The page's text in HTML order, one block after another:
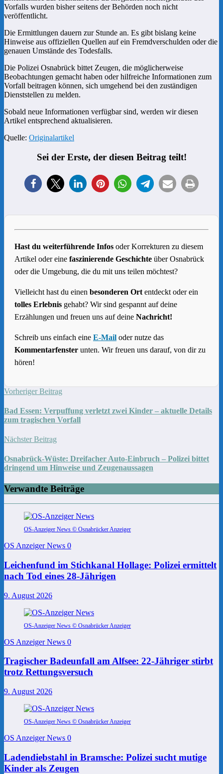
Vorfalls wurden bisher seitens der Behörden noch nicht
veröffentlicht.
Die Ermittlungen dauern zur Stunde an. Es gibt bislang keine
Hinweise aus offiziellen Quellen auf ein Fremdverschulden oder die
genauen Umstände des Todesfalls.
Die Polizei Osnabrück bittet Zeugen, die möglicherweise
Beobachtungen gemacht haben oder hilfreiche Informationen zum
Vorfall beitragen können, sich umgehend bei den zuständigen
Dienststellen zu melden.
Sobald neue Informationen verfügbar sind, werden wir diesen
Artikel entsprechend aktualisieren.
Quelle: Originalartikel
Sei der Erste, der diesen Beitrag teilt!
Hast du weiterführende Infos oder Korrekturen zu diesem
Artikel oder eine faszinierende Geschichte über Osnabrück
oder die Umgebung, die du mit uns teilen möchtest?
Vielleicht hast du einen besonderen Ort entdeckt oder ein
tolles Erlebnis gehabt? Wir sind gespannt auf deine
Erzählungen und freuen uns auf deine Nachricht!
Schreib uns einfach eine E-Mail oder nutze das
Kommentarfenster unten. Wir freuen uns darauf, von dir zu
hören!
Vorheriger Beitrag
Bad Essen: Verpuffung verletzt zwei Kinder – aktuelle Details
zum tragischen Vorfall
Nächster Beitrag
Osnabrück-Wüste: Dreifacher Auto-Einbruch – Polizei bittet
dringend um Hinweise und Zeugenaussagen
Verwandte Beiträge
OS-Anzeiger News © Osnabrücker Anzeiger
OS Anzeiger News 0
Leichenfund im Stichkanal Hollage: Polizei ermittelt
nach Tod eines 28-Jährigen
9. August 2026
OS-Anzeiger News © Osnabrücker Anzeiger
OS Anzeiger News 0
Tragischer Badeunfall am Alfsee: 22-Jähriger stirbt
trotz Rettungsversuch
9. August 2026
OS-Anzeiger News © Osnabrücker Anzeiger
OS Anzeiger News 0
Ladendiebstahl in Bramsche: Polizei sucht mutige
Kinder als Zeugen